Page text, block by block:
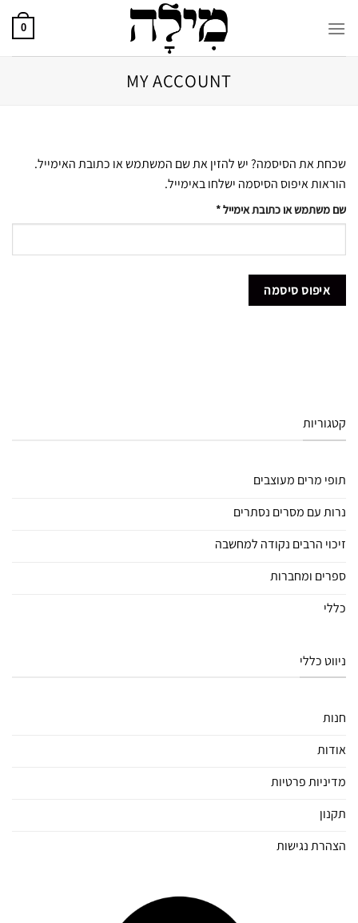
0
MY ACCOUNT
שכחת את הסיסמה? יש להזין את שם המשתמש או כתובת האימייל.
הוראות איפוס הסיסמה ישלחו באימייל.
שם משתמש או כתובת אימייל*
איפוס סיסמה
קטגוריות
תופי מרים מעוצבים
נרות עם מסרים נסתרים
זיכוי הרבים נקודה למחשבה
ספרים ומחברות
כללי
ניווט כללי
חנות
אודות
מדיניות פרטיות
תקנון
הצהרת נגישות